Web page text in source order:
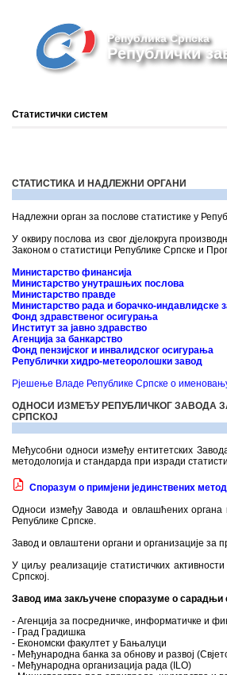
Република Српска
Републички
Статистички систем
СТАТИСТИКА И НАДЛЕЖНИ ОРГАНИ
Надлежни орган за послове статистике у
У оквиру послова из свог дјелокруга
Законом о статистици Републике Српске и
Министарство финансија
Министарство унутрашњих послова
Министарство правде
Министарство рада и борачко-индавлидске
Фонд здравственог осигурања
Институт за јавно здравство
Агенција за банкарство
Фонд пензијског и инвалидског осигурања
Републички хидро-метеоролошки завод
Рјешење Владе Републике Српске о
ОДНОСИ ИЗМЕЂУ РЕПУБЛИЧКОГ ЗАВОДА
СРПСКОЈ
Међусобни односи између ентитетских
методологија и стандарда при изради
Споразум о примјени јединствених
Односи између Завода и овлашћених органа
Републике Српске.
Завод и овлаштени органи и организације за
У циљу реализације статистичких
Српској.
Завод има закључене споразуме о сарадњи
- Агенција за посредничке, информатичке и
- Град Градишка
- Економски факултет у Бањалуци
- Међународна банка за обнову и развој
- Међународна организација рада (ILO)